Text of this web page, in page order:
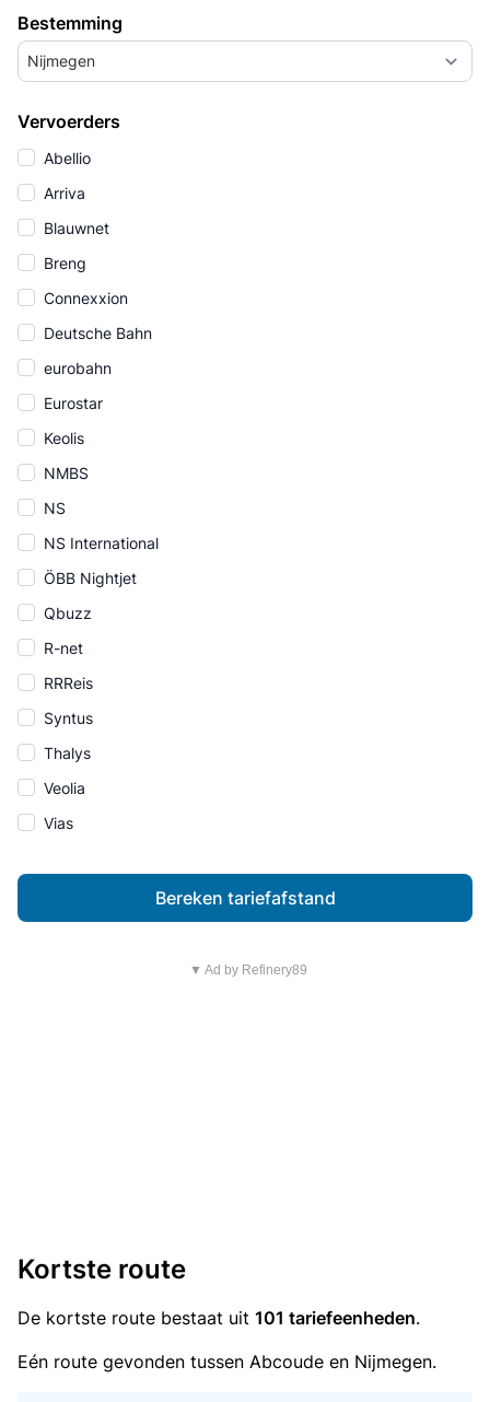
Bestemming
Nijmegen
Vervoerders
Abellio
Arriva
Blauwnet
Breng
Connexxion
Deutsche Bahn
eurobahn
Eurostar
Keolis
NMBS
NS
NS International
ÖBB Nightjet
Qbuzz
R-net
RRReis
Syntus
Thalys
Veolia
Vias
Bereken tariefafstand
▼ Ad by Refinery89
Kortste route
De kortste route bestaat uit 101 tariefeenheden.
Eén route gevonden tussen Abcoude en Nijmegen.